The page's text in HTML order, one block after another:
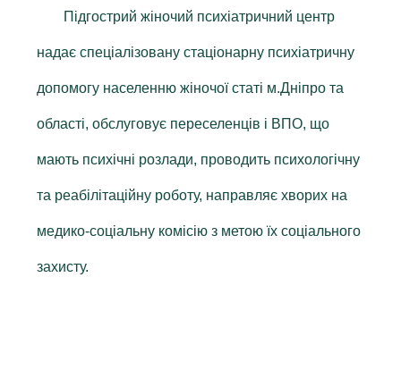
Підгострий жіночий психіатричний центр
надає спеціалізовану стаціонарну психіатричну
допомогу населенню жіночої статі м.Дніпро та
області, обслуговує переселенців і ВПО, що
мають психічні розлади, проводить психологічну
та реабілітаційну роботу, направляє хворих на
медико-соціальну комісію з метою їх соціального
захисту.